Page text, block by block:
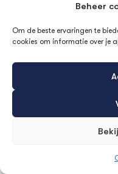
Beheer
Om de beste ervaringen te
cookies om informatie over je